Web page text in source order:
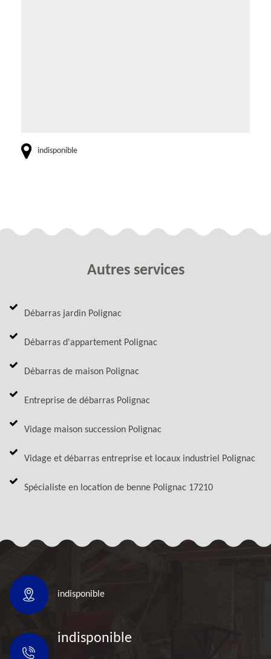
indisponible
Autres services
Débarras jardin Polignac
Débarras d'appartement Polignac
Débarras de maison Polignac
Entreprise de débarras Polignac
Vidage maison succession Polignac
Vidage et débarras entreprise et locaux industriel Polignac
Spécialiste en location de benne Polignac 17210
indisponible
indisponible